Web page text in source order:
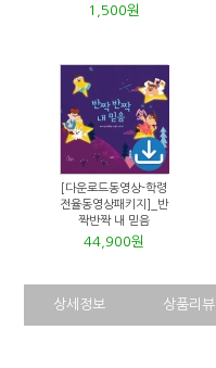
1,500원
[다운로드동영상-학령
전율동영상패키지]_반
짝반짝 내 믿음
44,900원
상세정보 상품리뷰